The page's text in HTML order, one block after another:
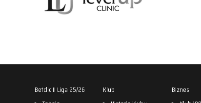
Betclic II Liga 25/26
Klub
Biznes